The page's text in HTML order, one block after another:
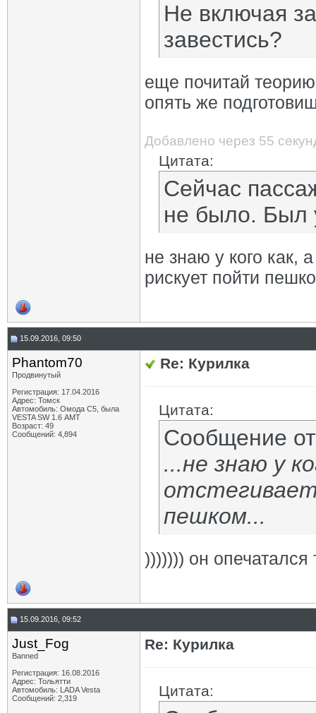
Не включая
завестись?
еще почитай
опять же
Добавлено через 55
Цитата:
Сейчас
не было. Был
не знаю у кого как,
рискует пойти
15.09.2016, 09:50
Phantom70
Продвинутый
Регистрация: 17.04.2016
Адрес: Томск
Автомобиль: Омода С5, была
VESTA SW 1.6 АМТ
Возраст: 49
Сообщений: 4,894
Re: Курилка
Цитата:
Сообщение
...не знаю у
пешком...
))))))) он опечатался
15.09.2016, 09:52
Just_Fog
Banned
Регистрация: 16.08.2016
Адрес: Тольятти
Автомобиль: LADA Vesta
Сообщений: 2,319
Re: Курилка
Цитата: